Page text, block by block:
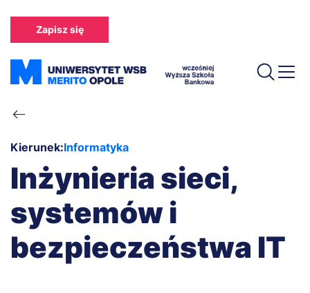
treści
Zapisz się
Ścieżka
nawigacyjna
Kierunek:Informatyka
Inżynieria sieci,
systemów i
bezpieczeństwa IT